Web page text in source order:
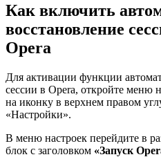
Как включить
восстановление
Opera
Для активации функции
сессии в Opera, откройте меню
на иконку в верхнем правом
«Настройки».
В меню настроек перейдите в
блок с заголовком «Запуск